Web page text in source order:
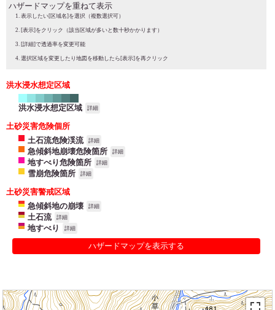
ハザードマップを重ねて表示
表示したい[区域名]を選択（複数選択可）
[表示]をクリック（該当区域が多いと数十秒かかります）
[詳細]で透過率を変更可能
選択区域を変更したり地図を移動したら[表示]を再クリック
洪水浸水想定区域
洪水浸水想定区域 詳細
土砂災害危険個所
土石流危険渓流
詳細
急傾斜地崩壊危険箇所 詳細
地すべり危険箇所 詳細
雪崩危険箇所 詳細
土砂災害警戒区域
急傾斜地の崩壊
詳細
土石流 詳細
地すべり 詳細
ハザードマップを表示する